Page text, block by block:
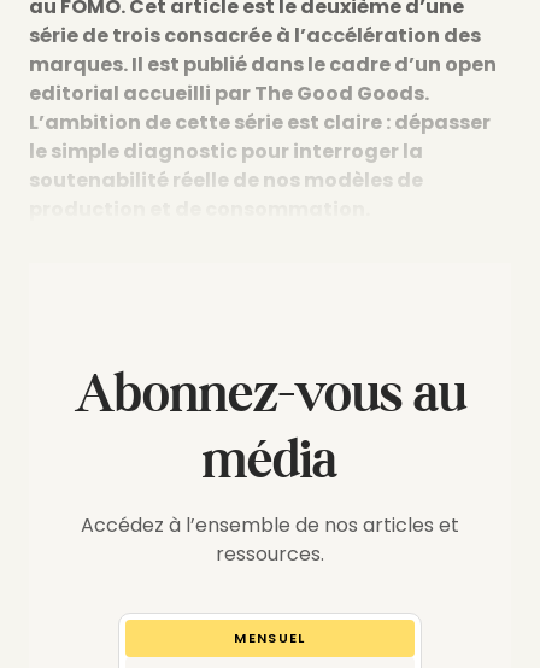
au FOMO. Cet article est le deuxième d’une
série de trois consacrée à l’accélération des
marques. Il est publié dans le cadre d’un open
editorial accueilli par The Good Goods.
L’ambition de cette série est claire : dépasser
le simple diagnostic pour interroger la
soutenabilité réelle de nos modèles de
Abonnez-vous au
média
Accédez à l’ensemble de nos articles et
ressources.
MENSUEL